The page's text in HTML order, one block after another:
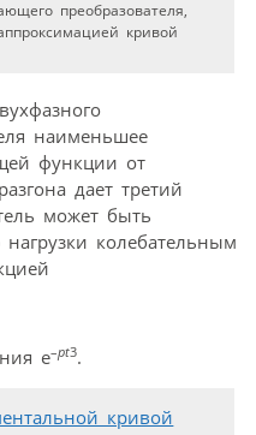
преобразователя,
кривой
наименьшее
функции от
дает третий
может быть
колебательным
e–pt3.